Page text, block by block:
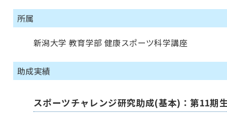
所属
新潟大学 教育学部 健康スポーツ科学講座
助成実績
スポーツチャレンジ研究助成(基本)：第11期